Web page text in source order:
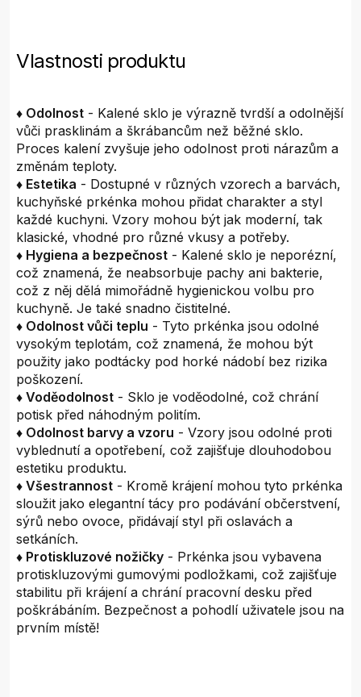
Vlastnosti produktu
♦ Odolnost - Kalené sklo je výrazně tvrdší a odolnější
vůči prasklinám a škrábancům než běžné sklo.
Proces kalení zvyšuje jeho odolnost proti nárazům a
změnám teploty.
♦ Estetika - Dostupné v různých vzorech a barvách,
kuchyňské prkénka mohou přidat charakter a styl
každé kuchyni. Vzory mohou být jak moderní, tak
klasické, vhodné pro různé vkusy a potřeby.
♦ Hygiena a bezpečnost - Kalené sklo je neporézní,
což znamená, že neabsorbuje pachy ani bakterie,
což z něj dělá mimořádně hygienickou volbu pro
kuchyně. Je také snadno čistitelné.
♦ Odolnost vůči teplu - Tyto prkénka jsou odolné
vysokým teplotám, což znamená, že mohou být
použity jako podtácky pod horké nádobí bez rizika
poškození.
♦ Voděodolnost - Sklo je voděodolné, což chrání
potisk před náhodným politím.
♦ Odolnost barvy a vzoru - Vzory jsou odolné proti
vyblednutí a opotřebení, což zajišťuje dlouhodobou
estetiku produktu.
♦ Všestrannost - Kromě krájení mohou tyto prkénka
sloužit jako elegantní tácy pro podávání občerstvení,
sýrů nebo ovoce, přidávají styl při oslavách a
setkáních.
♦ Protiskluzové nožičky - Prkénka jsou vybavena
protiskluzovými gumovými podložkami, což zajišťuje
stabilitu při krájení a chrání pracovní desku před
poškrábáním. Bezpečnost a pohodlí uživatele jsou na
prvním místě!